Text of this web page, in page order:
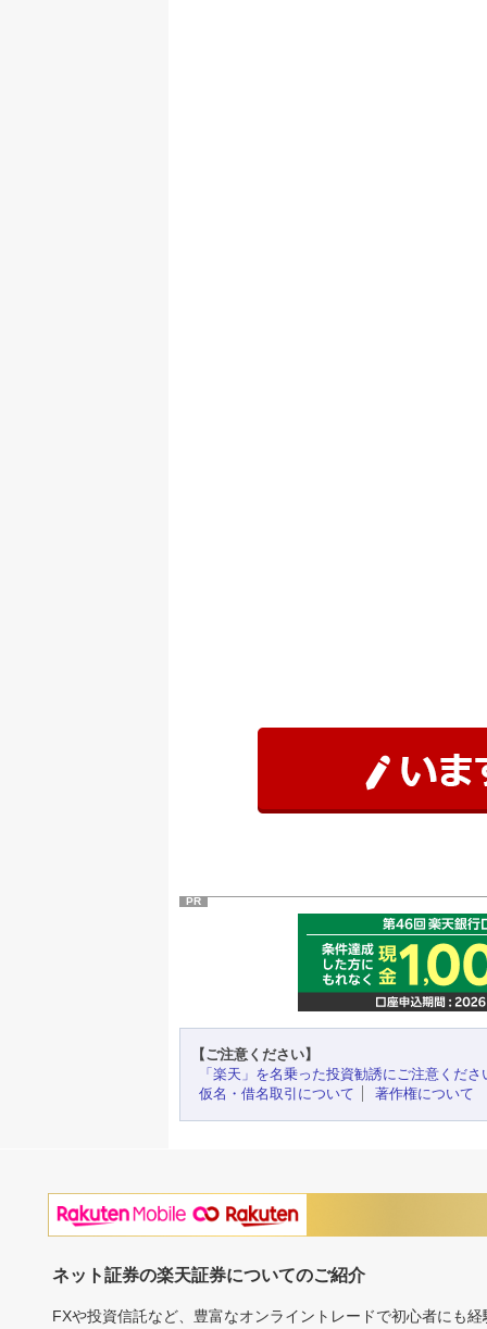
PR
【ご注意ください】
「楽天」を名乗った投資勧誘にご注意くださ
仮名・借名取引について
著作権について
ネット証券の楽天証券についてのご紹介
FXや投資信託など、豊富なオンライントレードで初心者にも